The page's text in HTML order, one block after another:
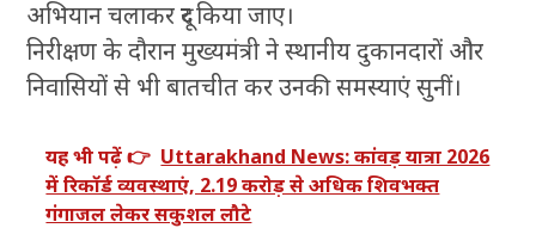
अभियान चलाकर दूर किया जाए।
निरीक्षण के दौरान मुख्यमंत्री ने स्थानीय दुकानदारों और
निवासियों से भी बातचीत कर उनकी समस्याएं सुनीं।
यह भी पढ़ें 👉 Uttarakhand News: कांवड़ यात्रा 2026
में रिकॉर्ड व्यवस्थाएं, 2.19 करोड़ से अधिक शिवभक्त
गंगाजल लेकर सकुशल लौटे